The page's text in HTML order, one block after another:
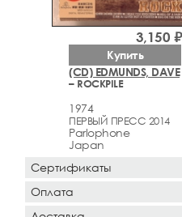
(CD) EDMUNDS, DAVE
– ROCKPILE
1974
ПЕРВЫЙ ПРЕСС 2014
Parlophone
Japan
3,150 ₽
Купить
Сертификаты
Оплата